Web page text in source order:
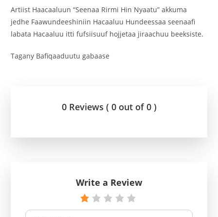
Artiist Haacaaluun “Seenaa Rirmi Hin Nyaatu” akkuma
jedhe Faawundeeshiniin Hacaaluu Hundeessaa seenaafi
labata Hacaaluu itti fufsiisuuf hojjetaa jiraachuu beeksiste.
Tagany Bafiqaaduutu gabaase
0 Reviews ( 0 out of 0 )
Write a Review